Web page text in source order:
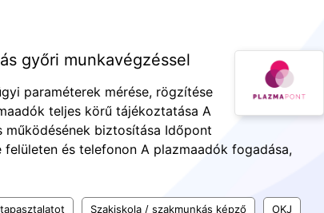
győri munkavégzéssel
paraméterek mérése, rögzítése
teljes körű tájékoztatása A
biztosítása Időpont
és telefonon A plazmaadók fogadása,
Szakiskola / szakmunkás képző OKJ